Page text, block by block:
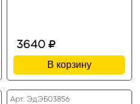
3640
В корзину
Арт. ЭдЭБ03856